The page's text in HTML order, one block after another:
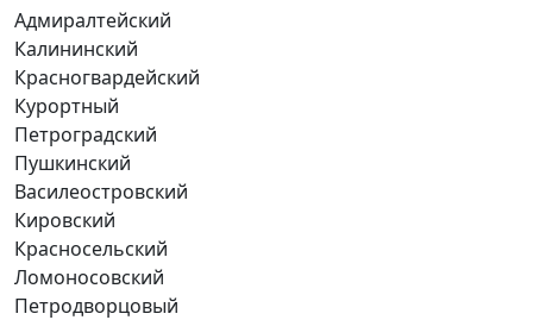
Адмиралтейский
Калининский
Красногвардейский
Курортный
Петроградский
Пушкинский
Василеостровский
Кировский
Красносельский
Ломоносовский
Петродворцовый